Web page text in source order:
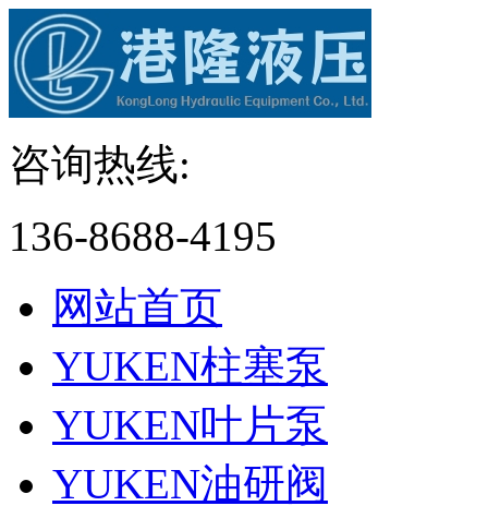
咨询热线:
136-8688-4195
网站首页
YUKEN柱塞泵
YUKEN叶片泵
YUKEN油研阀